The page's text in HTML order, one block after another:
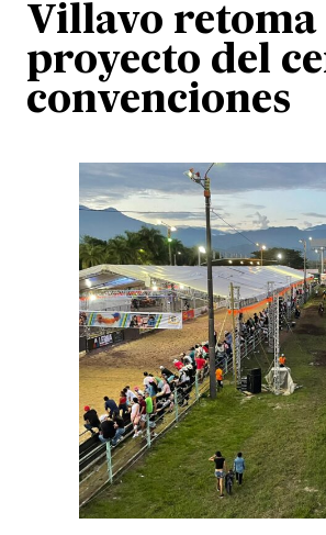
Villavo retoma
proyecto del
convenciones